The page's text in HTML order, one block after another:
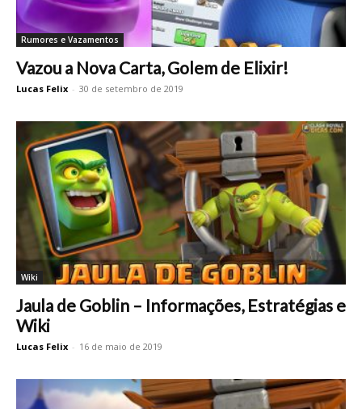
Rumores e Vazamentos
Vazou a Nova Carta, Golem de Elixir!
Lucas Felix - 30 de setembro de 2019
Wiki
Jaula de Goblin – Informações, Estratégias e
Wiki
Lucas Felix - 16 de maio de 2019